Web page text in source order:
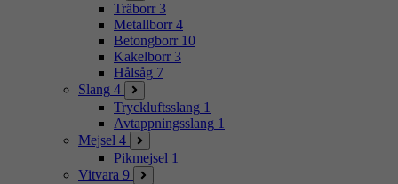
Träborr 3
Metallborr 4
Betongborr 10
Kakelborr 3
Hålsåg 7
Slang 4
Tryckluftsslang 1
Avtappningsslang 1
Mejsel 4
Pikmejsel 1
Vitvara 9